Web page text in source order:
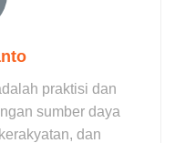
praktisi dan
sumber daya
dan